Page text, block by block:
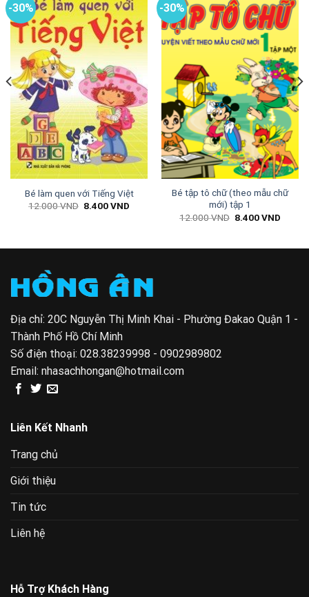
-30%
Bé làm quen với Tiếng Việt
12.000VND Giá
8.400VND
-30%
Bé tập tô chữ (theo mẫu chữ
mới) tập 1
12.000VND Giá
8.400VND
8.400
Địa chỉ: 20C Nguyễn Thị Minh Khai - Phường Đakao Quận 1 -
Thành Phố Hồ Chí Minh
Số điện thoại: 028.38239998 - 0902989802
Email: nhasachhongan@hotmail.com
Liên Kết Nhanh
Trang chủ
Giới thiệu
Tin tức
Liên hệ
Hỗ Trợ Khách Hàng